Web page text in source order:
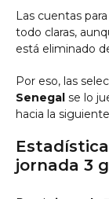
Las cuentas
todo claras,
está eliminado
Por eso, las
Senegal se lo
hacia la
jornada 3